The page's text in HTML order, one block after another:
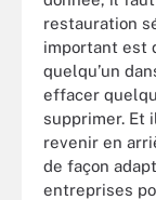
restauration
important est
quelqu’un
effacer
supprimer. Et
revenir en
de façon
entreprises